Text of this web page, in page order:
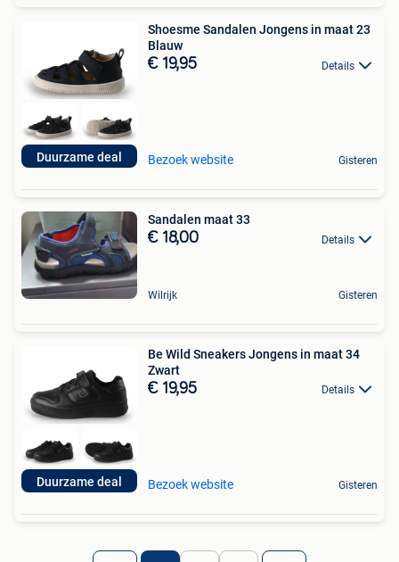
Duurzame deal
Shoesme Sandalen Jongens in maat 23
Blauw
€ 19,95 Details
Bezoek website Gisteren
Sandalen maat 33
€ 18,00 Details
Wilrijk Gisteren
Duurzame deal
Be Wild Sneakers Jongens in maat 34
Zwart
€ 19,95 Details
Bezoek website Gisteren